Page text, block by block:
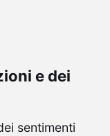
e dei
sentimenti